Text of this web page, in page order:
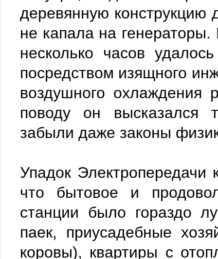
деревянную конструкцию
не капала на
несколько часов
посредством изящного
воздушного охлаждения
поводу он высказался
забыли даже законы
Упадок Электропередачи
что бытовое и
станции было гораздо
паек, приусадебные
коровы), квартиры с